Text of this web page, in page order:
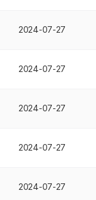
2024-07-27
2024-07-27
2024-07-27
2024-07-27
2024-07-27